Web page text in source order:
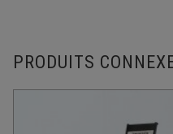
PRODUITS